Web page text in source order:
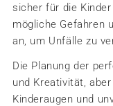
sicher für die
mögliche Gefahren
an, um Unfälle zu
Die Planung der
und Kreativität,
Kinderaugen und